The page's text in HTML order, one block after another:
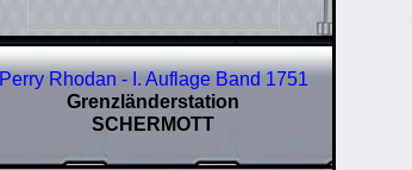
Perry Rhodan - I. Auflage Band 1751
Grenzländerstation
SCHERMOTT